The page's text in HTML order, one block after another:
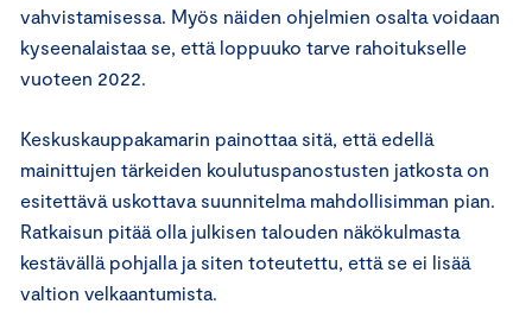
vahvistamisessa. Myös näiden ohjelmien osalta voidaan
kyseenalaistaa se, että loppuuko tarve rahoitukselle
vuoteen 2022.
Keskuskauppakamarin painottaa sitä, että edellä
mainittujen tärkeiden koulutuspanostusten jatkosta on
esitettävä uskottava suunnitelma mahdollisimman pian.
Ratkaisun pitää olla julkisen talouden näkökulmasta
kestävällä pohjalla ja siten toteutettu, että se ei lisää
valtion velkaantumista.